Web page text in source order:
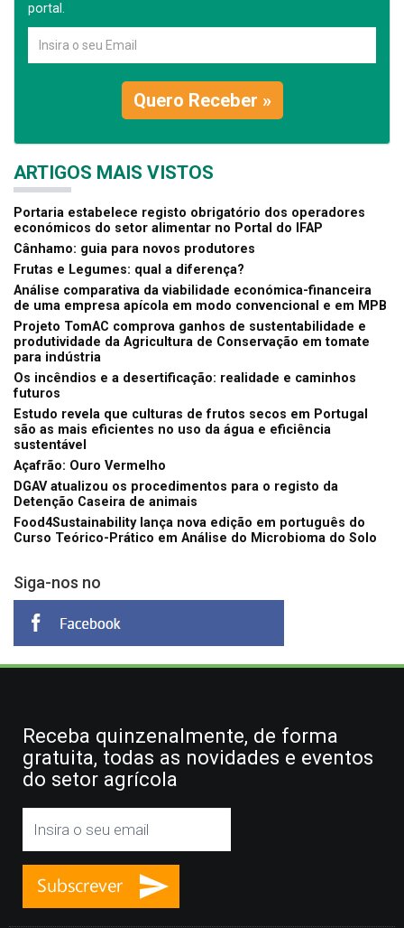
portal.
Quero Receber »
ARTIGOS MAIS VISTOS
Portaria estabelece registo obrigatório dos operadores
económicos do setor alimentar no Portal do IFAP
Cânhamo: guia para novos produtores
Frutas e Legumes: qual a diferença?
Análise comparativa da viabilidade económica-financeira
de uma empresa apícola em modo convencional e em MPB
Projeto TomAC comprova ganhos de sustentabilidade e
produtividade da Agricultura de Conservação em tomate
para indústria
Os incêndios e a desertificação: realidade e caminhos
futuros
Estudo revela que culturas de frutos secos em Portugal
são as mais eficientes no uso da água e eficiência
sustentável
Açafrão: Ouro Vermelho
DGAV atualizou os procedimentos para o registo da
Detenção Caseira de animais
Food4Sustainability lança nova edição em português do
Curso Teórico-Prático em Análise do Microbioma do Solo
Siga-nos no
Receba quinzenalmente, de forma
gratuita, todas as novidades e eventos
do setor agrícola